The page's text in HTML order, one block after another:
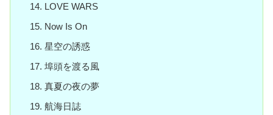
LOVE WARS
Now Is On
星空の誘惑
埠頭を渡る風
真夏の夜の夢
航海日誌